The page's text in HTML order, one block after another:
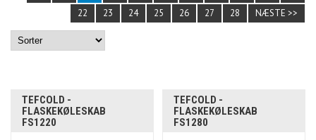
22
23 24 25 26 27 28 NÆSTE >>
TEFCOLD -
FLASKEKØLESKAB
FS1220
TEFCOLD -
FLASKEKØLESKAB
FS1280